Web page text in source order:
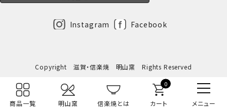
0
Instagram Facebook
Copyright 滋賀・信楽焼 明山窯 Rights Reserved